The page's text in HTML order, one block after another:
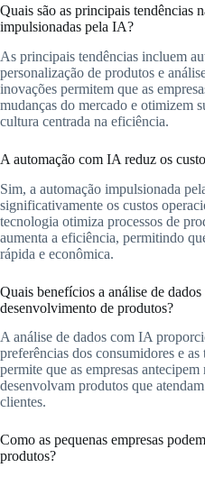
Quais são as principais tendências
impulsionadas pela IA?
As principais tendências incluem
personalização de produtos e
inovações permitem que as
mudanças do mercado e otimizem
cultura centrada na eficiência.
A automação com IA reduz os
Sim, a automação impulsionada
significativamente os custos
tecnologia otimiza processos de
aumenta a eficiência, permitindo
rápida e econômica.
Quais benefícios a análise de
desenvolvimento de produtos?
A análise de dados com IA
preferências dos consumidores e
permite que as empresas
desenvolvam produtos que
clientes.
Como as pequenas empresas
produtos?